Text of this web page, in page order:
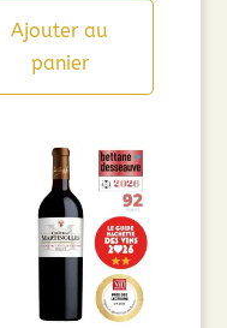
Ajouter au
panier